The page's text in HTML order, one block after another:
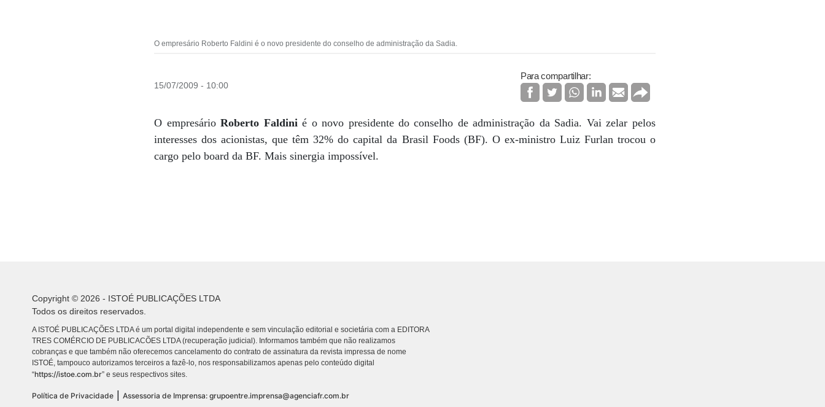
O empresário Roberto Faldini é o novo presidente do conselho de administração da Sadia.
15/07/2009 - 10:00
Para compartilhar:
O empresárioRoberto Faldinié o novo presidente do conselho de administração da Sadia. Vai zelar pelos
interesses dos acionistas, que têm 32% do capital da Brasil Foods (BF). O ex-ministro Luiz Furlan trocou o
cargo pelo board da BF. Mais sinergia impossível.
Copyright © 2026 - ISTOÉ PUBLICAÇÕES LTDA
Todos os direitos reservados.
A ISTOÉ PUBLICAÇÕES LTDA é um portal digital independente e sem vinculação editorial e societária com a EDITORA
TRES COMÉRCIO DE PUBLICACÕES LTDA (recuperação judicial). Informamos também que não realizamos
cobranças e que também não oferecemos cancelamento do contrato de assinatura da revista impressa de nome
ISTOÉ, tampouco autorizamos terceiros a fazê-lo, nos responsabilizamos apenas pelo conteúdo digital
“https://istoe.com.br” e seus respectivos sites.
Política de Privacidade Assessoria de Imprensa: grupoentre.imprensa@agenciafr.com.br